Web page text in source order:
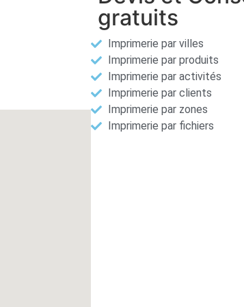
gratuits
Imprimerie par villes
Imprimerie par produits
Imprimerie par activités
Imprimerie par clients
Imprimerie par zones
Imprimerie par fichiers